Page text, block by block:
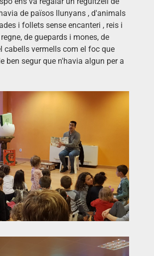
de països llunyans , d'animals
i follets sense encanteri , reis i
de guepards i mones, de
cabells vermells com el foc que
ben segur que n'havia algun per a